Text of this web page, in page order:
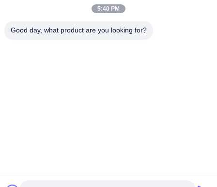
5:40 PM
Good day, what product are you looking for?